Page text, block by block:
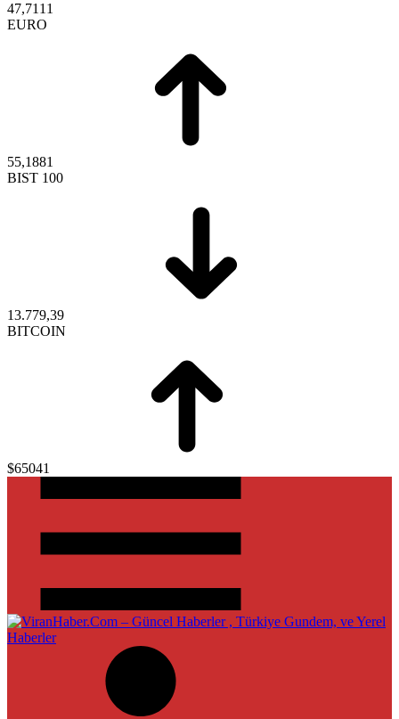
47,7111
EURO
55,1881
BIST 100
13.779,39
BITCOIN
$65041